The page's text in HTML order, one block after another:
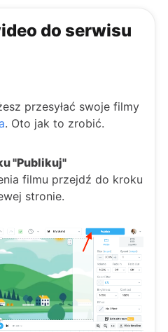
do serwisu
przesyłać swoje filmy
. Oto jak to zrobić.
"Publikuj"
filmu przejdź do kroku
stronie.